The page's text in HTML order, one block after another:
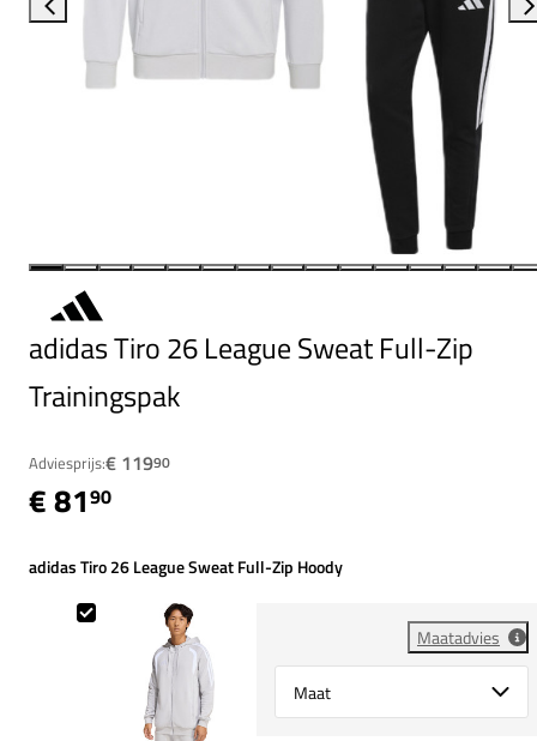
adidas Tiro 26 League Sweat Full-Zip
Trainingspak
Adviesprijs:€ 11990
€ 8190
adidas Tiro 26 League Sweat Full-Zip Hoody
Maatadvies
Select {option} for {name}
adidas Tiro 26 League Sweat Full-Zip Hoody